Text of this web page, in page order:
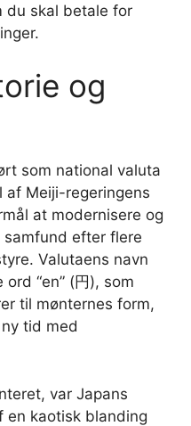
du skal betale for
og
som national valuta
af Meiji-regeringens
at modernisere og
efter flere
Valutaens navn
“en” (円), som
til mønternes form,
tid med
var Japans
kaotisk blanding